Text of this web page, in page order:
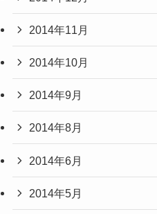
2014年11月
2014年10月
2014年9月
2014年8月
2014年6月
2014年5月